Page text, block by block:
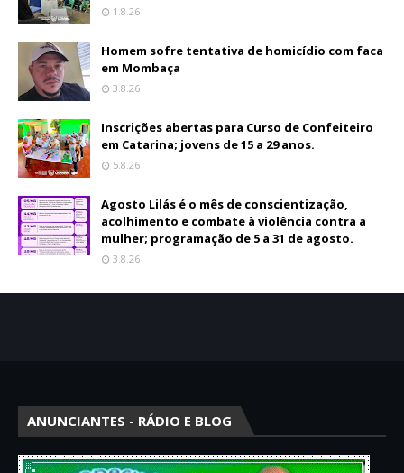
1.8.26
Homem sofre tentativa de homicídio com faca
em Mombaça
3.8.26
Inscrições abertas para Curso de Confeiteiro
em Catarina; jovens de 15 a 29 anos.
5.8.26
Agosto Lilás é o mês de conscientização,
acolhimento e combate à violência contra a
mulher; programação de 5 a 31 de agosto.
3.8.26
ANUNCIANTES - RÁDIO E BLOG